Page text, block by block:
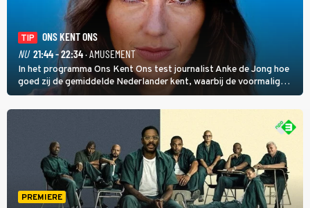
TIP
ONS KENT ONS
NU 21:44 - 22:34· AMUSEMENT
In het programma Ons Kent Ons test journalist Anke de Jong hoe
goed zij de gemiddelde Nederlander kent, waarbij de voormalig
hoofdredacteur van modebladen Glamour en Elle het samen met
rapper Keizer opneemt tegen Edson da Graça en Marc-Marie
PREMIERE